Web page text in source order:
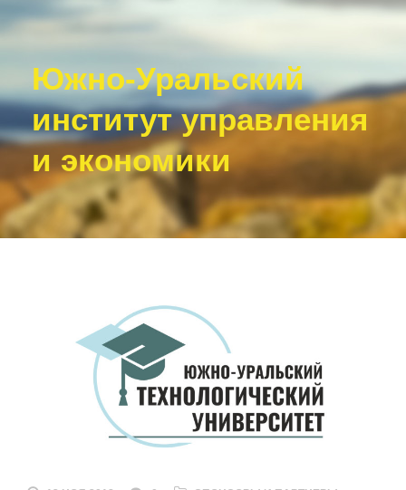
Южно-Уральский
институт управления
и экономики